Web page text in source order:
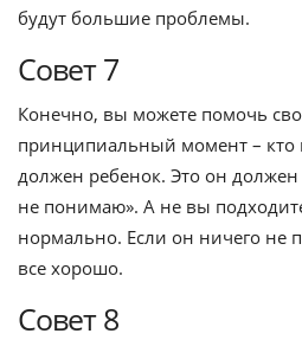
будут большие проблемы.
Совет 7
Конечно, вы можете помочь
принципиальный момент – кто
должен ребенок. Это он
не понимаю». А не вы
нормально. Если он ничего не
все хорошо.
Совет 8